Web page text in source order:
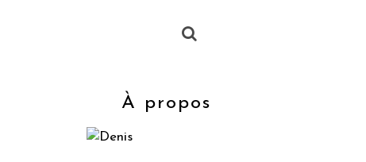
À propos